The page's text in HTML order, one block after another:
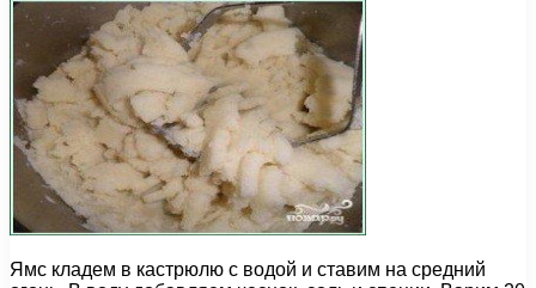
Ямс кладем в кастрюлю с водой и ставим на средний